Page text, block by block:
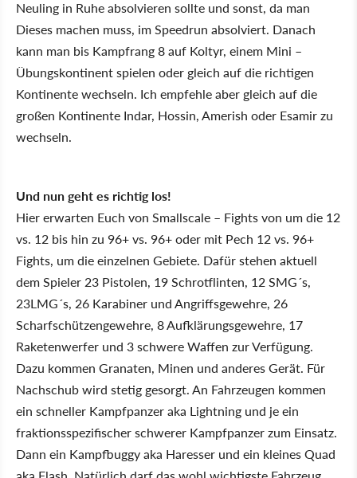
Neuling in Ruhe absolvieren sollte und sonst, da man
Dieses machen muss, im Speedrun absolviert. Danach
kann man bis Kampfrang 8 auf Koltyr, einem Mini –
Übungskontinent spielen oder gleich auf die richtigen
Kontinente wechseln. Ich empfehle aber gleich auf die
großen Kontinente Indar, Hossin, Amerish oder Esamir zu
wechseln.
Und nun geht es richtig los!
Hier erwarten Euch von Smallscale – Fights von um die 12
vs. 12 bis hin zu 96+ vs. 96+ oder mit Pech 12 vs. 96+
Fights, um die einzelnen Gebiete. Dafür stehen aktuell
dem Spieler 23 Pistolen, 19 Schrotflinten, 12 SMG´s,
23LMG´s, 26 Karabiner und Angriffsgewehre, 26
Scharfschützengewehre, 8 Aufklärungsgewehre, 17
Raketenwerfer und 3 schwere Waffen zur Verfügung.
Dazu kommen Granaten, Minen und anderes Gerät. Für
Nachschub wird stetig gesorgt. An Fahrzeugen kommen
ein schneller Kampfpanzer aka Lightning und je ein
fraktionsspezifischer schwerer Kampfpanzer zum Einsatz.
Dann ein Kampfbuggy aka Haresser und ein kleines Quad